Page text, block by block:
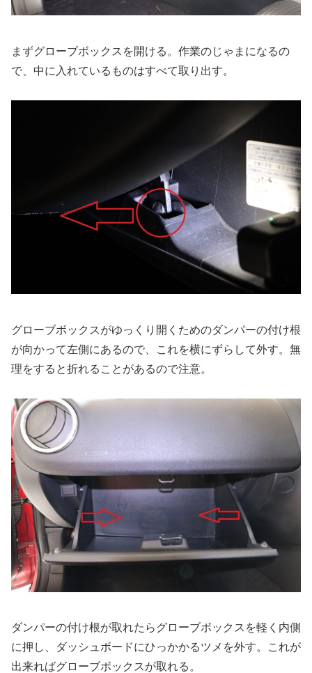
まずグローブボックスを開ける。作業のじゃまになるの
で、中に入れているものはすべて取り出す。
グローブボックスがゆっくり開くためのダンパーの付け根
が向かって左側にあるので、これを横にずらして外す。無
理をすると折れることがあるので注意。
ダンパーの付け根が取れたらグローブボックスを軽く内側
に押し、ダッシュボードにひっかかるツメを外す。これが
出来ればグローブボックスが取れる。